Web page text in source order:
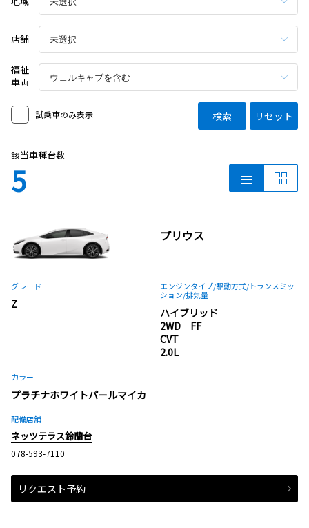
店舗
福祉
車両
試乗車のみ表示 検索 リセット
該当車種台数
5
プリウス
グレード
Z
エンジンタイプ/駆動方式/トランスミッ
ション/排気量
ハイブリッド
2WD FF
CVT
2.0L
カラー
プラチナホワイトパールマイカ
配備店舗
ネッツテラス鈴蘭台
078-593-7110
リクエスト予約